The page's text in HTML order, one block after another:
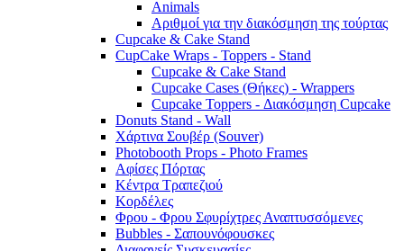
Animals
Αριθμοί για την διακόσμηση της τούρτας
Cupcake & Cake Stand
CupCake Wraps - Toppers - Stand
Cupcake & Cake Stand
Cupcake Cases (Θήκες) - Wrappers
Cupcake Toppers - Διακόσμηση Cupcake
Donuts Stand - Wall
Χάρτινα Σουβέρ (Souver)
Photobooth Props - Photo Frames
Αφίσες Πόρτας
Κέντρα Τραπεζιού
Κορδέλες
Φρου - Φρου Σφυρίχτρες Αναπτυσσόμενες
Bubbles - Σαπουνόφουσκες